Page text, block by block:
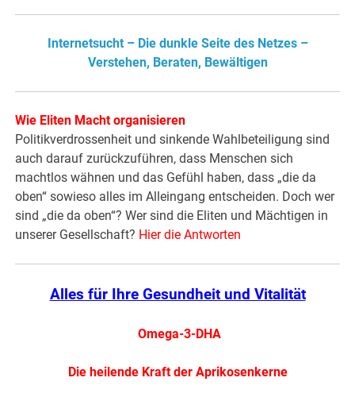
Internetsucht – Die dunkle Seite des Netzes –
Verstehen, Beraten, Bewältigen
Wie Eliten Macht organisieren
Politikverdrossenheit und sinkende Wahlbeteiligung sind
auch darauf zurückzuführen, dass Menschen sich
machtlos wähnen und das Gefühl haben, dass „die da
oben“ sowieso alles im Alleingang entscheiden. Doch wer
sind „die da oben“? Wer sind die Eliten und Mächtigen in
unserer Gesellschaft? Hier die Antworten
Alles für Ihre Gesundheit und Vitalität
Omega-3-DHA
Die heilende Kraft der Aprikosenkerne